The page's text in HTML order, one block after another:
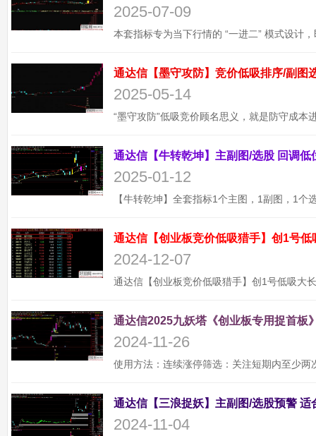
2025-07-09
2025-05-14
2025-01-12
通达信【创业板竞价低吸猎手】创1号
2024-12-07
通达信2025九妖塔《创业板专用捉首板
2024-11-26
2024-11-04